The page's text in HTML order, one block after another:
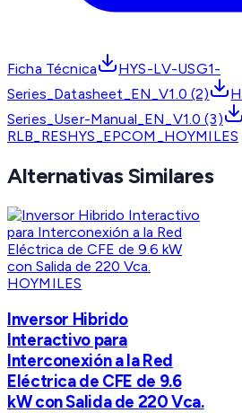
Ficha Técnica
HYS-LV-USG1-
Series_Datasheet_EN_V1.0 (2)
Series_User-Manual_EN_V1.0 (3)
RLB_RESHYS_EPCOM_HOYMILES
Alternativas Similares
HOYMILES
Inversor Hibrido
Interactivo para
Interconexión a la Red
Eléctrica de CFE de 9.6
kW con Salida de 220 Vca.